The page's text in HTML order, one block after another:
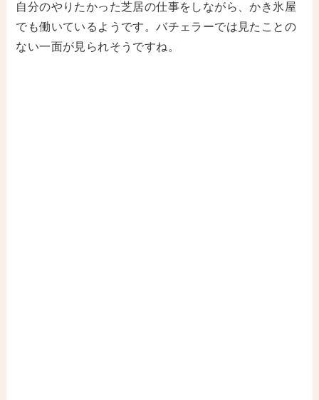
自分のやりたかった芝居の仕事をしながら、かき氷屋
でも働いているようです。バチェラーでは見たことの
ない一面が見られそうですね。